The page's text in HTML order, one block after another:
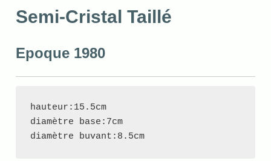
Semi-Cristal Taillé
Epoque 1980
hauteur:15.5cm
diamètre base:7cm
diamètre buvant:8.5cm